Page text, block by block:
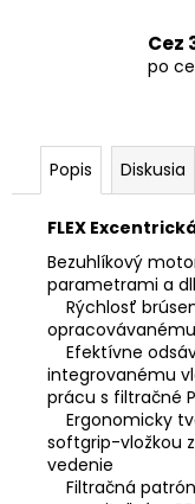
Cez
po
Popis Diskusia
FLEX
Bezuhlíkový
parametrami a
Rýchlosť
Efektívne
integrovanému
prácu s filtračné
Ergonomicky
softgrip-vložkou
vedenie
Filtračná